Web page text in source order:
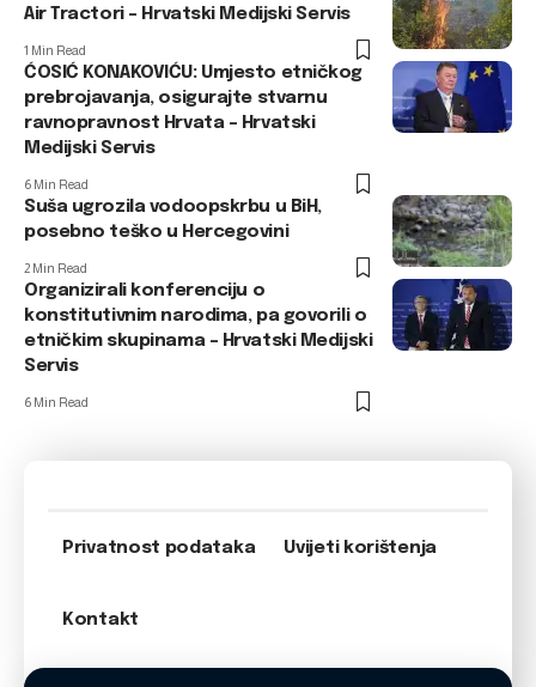
Air Tractori – Hrvatski Medijski Servis
1 Min Read
ĆOSIĆ KONAKOVIĆU: Umjesto etničkog
prebrojavanja, osigurajte stvarnu
ravnopravnost Hrvata – Hrvatski
Medijski Servis
6 Min Read
Suša ugrozila vodoopskrbu u BiH,
posebno teško u Hercegovini
2 Min Read
Organizirali konferenciju o
konstitutivnim narodima, pa govorili o
etničkim skupinama – Hrvatski Medijski
Servis
6 Min Read
Privatnost podataka Uvijeti korištenja
Kontakt